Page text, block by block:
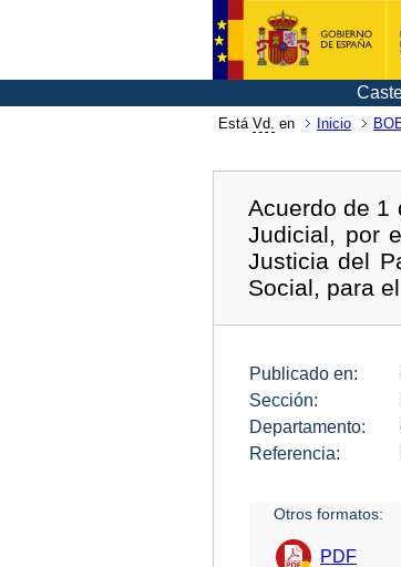
Está Vd. en Inicio
Acuerdo de 1
Judicial, por
Justicia del
Social, para
Publicado en:
Sección:
Departamento:
Referencia:
Otros formatos:
PDF